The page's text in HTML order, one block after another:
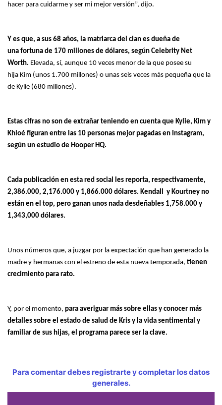
hacer para cuidarme y ser mi mejor versión”, dijo.
Y es que, a sus 68 años, la matriarca del clan es dueña de
una fortuna de 170 millones de dólares, según Celebrity Net
Worth. Elevada, sí, aunque 10 veces menor de la que posee su
hija Kim (unos 1.700 millones) o unas seis veces más pequeña que la
de Kylie (680 millones).
Estas cifras no son de extrañar teniendo en cuenta que Kylie, Kim y
Khloé figuran entre las 10 personas mejor pagadas en Instagram,
según un estudio de Hooper HQ.
Cada publicación en esta red social les reporta, respectivamente,
2,386.000, 2,176.000 y 1,866.000 dólares. Kendall y Kourtney no
están en el top, pero ganan unos nada desdeñables 1,758.000 y
1,343,000 dólares.
Unos números que, a juzgar por la expectación que han generado la
madre y hermanas con el estreno de esta nueva temporada, tienen
crecimiento para rato.
Y, por el momento, para averiguar más sobre ellas y conocer más
detalles sobre el estado de salud de Kris y la vida sentimental y
familiar de sus hijas, el programa parece ser la clave.
Para comentar debes registrarte y completar los datos
generales.